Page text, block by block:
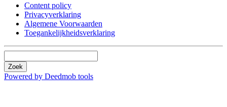
Content policy
Privacyverklaring
Algemene Voorwaarden
Toegankelijkheidsverklaring
Zoek
Powered by Deedmob tools